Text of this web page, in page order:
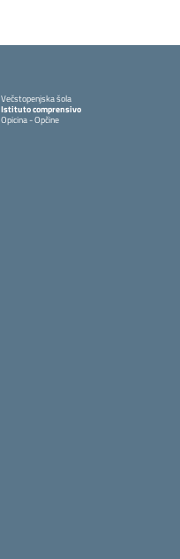
Večstopenjska šola
Istituto comprensivo
Opicina - Opčine